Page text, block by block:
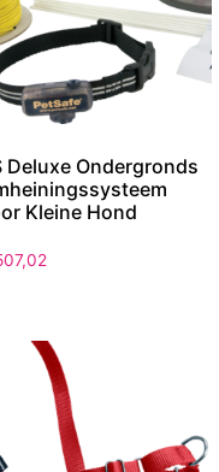
Deluxe Ondergronds
Kleine Hond